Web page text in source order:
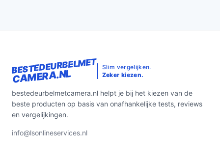
BESTEDEURBELMET
CAMERA.NL
Slim vergelijken.
Zeker kiezen.
bestedeurbelmetcamera.nl helpt je bij het kiezen van de
beste producten op basis van onafhankelijke tests, reviews
en vergelijkingen.
info@lsonlineservices.nl